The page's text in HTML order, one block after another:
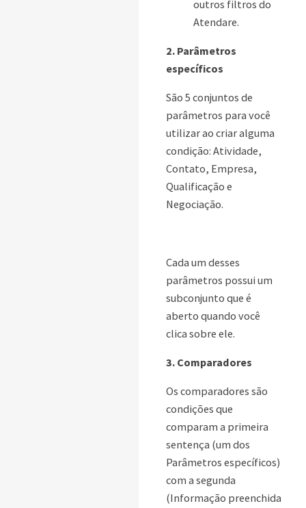
outros filtros do
Atendare.
2. Parâmetros
específicos
São 5 conjuntos de
parâmetros para você
utilizar ao criar alguma
condição: Atividade,
Contato, Empresa,
Qualificação e
Negociação.
Cada um desses
parâmetros possui um
subconjunto que é
aberto quando você
clica sobre ele.
3. Comparadores
Os comparadores são
condições que
comparam a primeira
sentença (um dos
Parâmetros específicos)
com a segunda
(Informação preenchida